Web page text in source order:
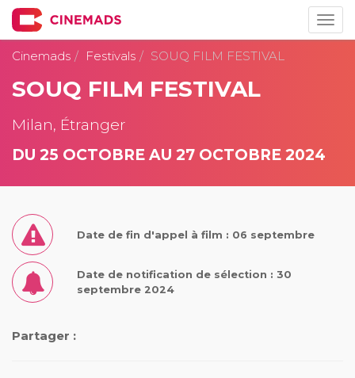
Cinemads
Festivals SOUQ FILM FESTIVAL
SOUQ FILM FESTIVAL
Milan, Étranger
DU 25 OCTOBRE AU 27 OCTOBRE 2024
Date de fin d'appel à film : 06 septembre
Date de notification de sélection : 30
septembre 2024
Partager :